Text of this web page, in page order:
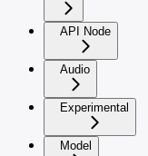
API Node
Audio
Experimental
Model